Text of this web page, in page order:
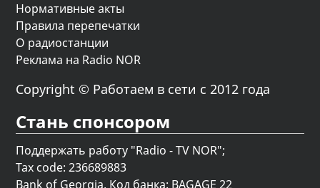
Нормативные акты
Правила перепечатки
О радиостанции
Реклама на Radio NOR
Copyright © Работаем в сети с 2012 года
Стань спонсором
Поддержать работу "Radio - TV NOR";
Tax code: 236689883
Bank of Georgia, Код банка: BAGAGE 22